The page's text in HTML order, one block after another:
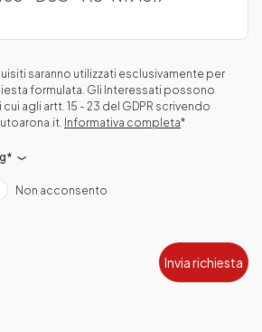
saranno utilizzati esclusivamente per
formulata. Gli Interessati possono
agli artt. 15 - 23 del GDPR scrivendo
Informativa completa*
Non acconsento
Invia richiesta